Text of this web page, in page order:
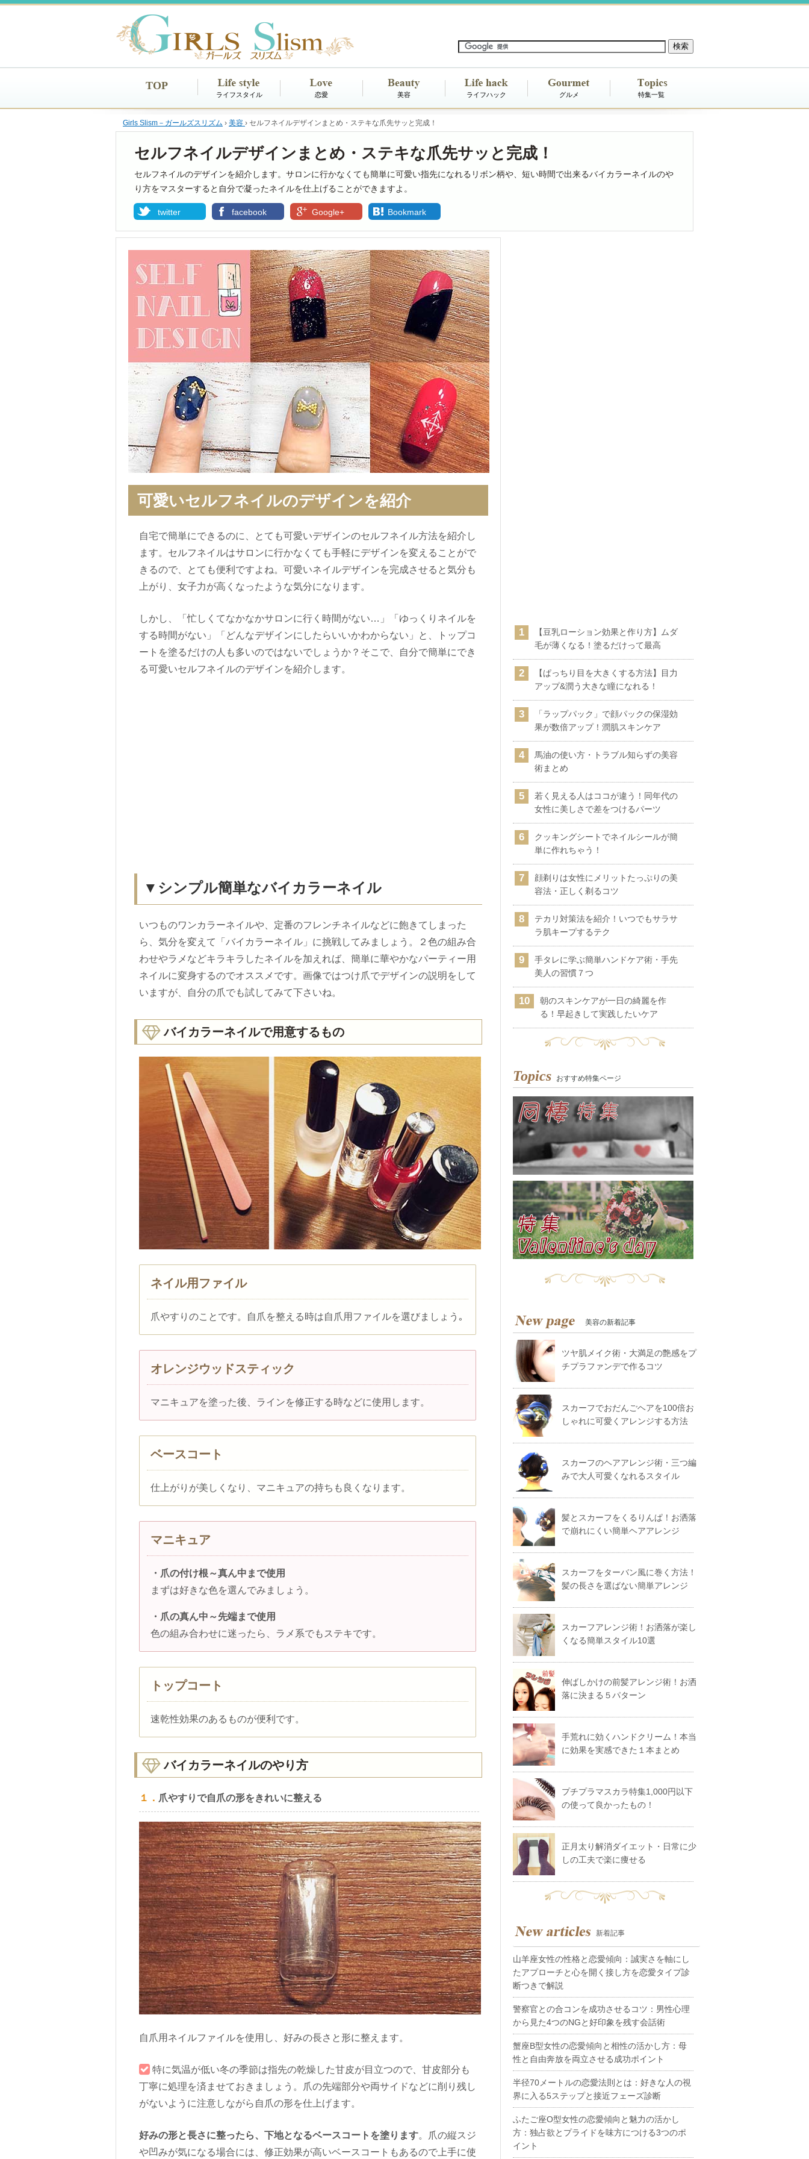
TOP
ライフスタイル 恋愛 美容 ライフハック グルメ 特集一覧
Girls Slism－ガールズスリズム › 美容 › セルフネイルデザインまとめ・ステキな爪先サッと完成！
セルフネイルデザインまとめ・ステキな爪先サッと完成！
セルフネイルのデザインを紹介します。サロンに行かなくても簡単に可愛い指先になれるリボン柄や、短い時間で出来るバイカラーネイルのや
り方をマスターすると自分で凝ったネイルを仕上げることができますよ。
twitter facebook Google+ Bookmark
可愛いセルフネイルのデザインを紹介
自宅で簡単にできるのに、とても可愛いデザインのセルフネイル方法を紹介し
ます。セルフネイルはサロンに行かなくても手軽にデザインを変えることがで
きるので、とても便利ですよね。可愛いネイルデザインを完成させると気分も
上がり、女子力が高くなったような気分になります。
しかし、「忙しくてなかなかサロンに行く時間がない…」「ゆっくりネイルを
する時間がない」「どんなデザインにしたらいいかわからない」と、トップコ
ートを塗るだけの人も多いのではないでしょうか？そこで、自分で簡単にでき
る可愛いセルフネイルのデザインを紹介します。
▼シンプル簡単なバイカラーネイル
いつものワンカラーネイルや、定番のフレンチネイルなどに飽きてしまった
ら、気分を変えて「バイカラーネイル」に挑戦してみましょう。２色の組み合
わせやラメなどキラキラしたネイルを加えれば、簡単に華やかなパーティー用
ネイルに変身するのでオススメです。画像ではつけ爪でデザインの説明をして
いますが、自分の爪でも試してみて下さいね。
バイカラーネイルで用意するもの
ネイル用ファイル
爪やすりのことです。自爪を整える時は自爪用ファイルを選びましょう｡
オレンジウッドスティック
マニキュアを塗った後、ラインを修正する時などに使用します。
ベースコート
仕上がりが美しくなり、マニキュアの持ちも良くなります。
マニキュア
・爪の付け根～真ん中まで使用
まずは好きな色を選んでみましょう。
・爪の真ん中～先端まで使用
色の組み合わせに迷ったら、ラメ系でもステキです。
トップコート
速乾性効果のあるものが便利です。
バイカラーネイルのやり方
１． 爪やすりで自爪の形をきれいに整える
自爪用ネイルファイルを使用し、好みの長さと形に整えます。
特に気温が低い冬の季節は指先の乾燥した甘皮が目立つので、甘皮部分も
丁寧に処理を済ませておきましょう。爪の先端部分や両サイドなどに削り残し
がないように注意しながら自爪の形を仕上げます。
好みの形と長さに整ったら、下地となるベースコートを塗ります。爪の縦スジ
や凹みが気になる場合には、修正効果が高いベースコートもあるので上手に使
【豆乳ローション効果と作り方】ムダ
毛が薄くなる！塗るだけって最高
【ぱっちり目を大きくする方法】目力
アップ&潤う大きな瞳になれる！
「ラップパック」で顔パックの保湿効
果が数倍アップ！潤肌スキンケア
馬油の使い方・トラブル知らずの美容
術まとめ
若く見える人はココが違う！同年代の
女性に美しさで差をつけるパーツ
クッキングシートでネイルシールが簡
単に作れちゃう！
顔剃りは女性にメリットたっぷりの美
容法・正しく剃るコツ
テカリ対策法を紹介！いつでもサラサ
ラ肌キープするテク
手タレに学ぶ簡単ハンドケア術・手先
美人の習慣７つ
朝のスキンケアが一日の綺麗を作
る！早起きして実践したいケア
Topics おすすめ特集ページ
美容の新着記事
ツヤ肌メイク術・大満足の艶感をプ
チプラファンデで作るコツ
スカーフでおだんごヘアを100倍お
しゃれに可愛くアレンジする方法
スカーフのヘアアレンジ術・三つ編
みで大人可愛くなれるスタイル
髪とスカーフをくるりんぱ！お洒落
で崩れにくい簡単ヘアアレンジ
スカーフをターバン風に巻く方法！
髪の長さを選ばない簡単アレンジ
スカーフアレンジ術！お洒落が楽し
くなる簡単スタイル10選
伸ばしかけの前髪アレンジ術！お洒
落に決まる５パターン
手荒れに効くハンドクリーム！本当
に効果を実感できた１本まとめ
プチプラマスカラ特集1,000円以下
の使って良かったもの！
正月太り解消ダイエット・日常に少
しの工夫で楽に痩せる
新着記事
山羊座女性の性格と恋愛傾向：誠実さを軸にし
たアプローチと心を開く接し方を恋愛タイプ診
断つきで解説
警察官との合コンを成功させるコツ：男性心理
から見た4つのNGと好印象を残す会話術
蟹座B型女性の恋愛傾向と相性の活かし方：母
性と自由奔放を両立させる成功ポイント
半径70メートルの恋愛法則とは：好きな人の視
界に入る5ステップと接近フェーズ診断
ふたご座O型女性の恋愛傾向と魅力の活かし
方：独占欲とプライドを味方につける3つのポ
イント